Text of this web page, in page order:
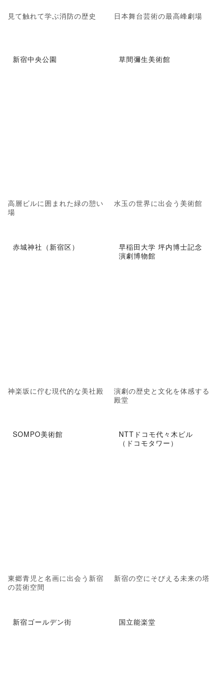
見て触れて学ぶ消防の歴史 日本舞台芸術の最高峰劇場
新宿中央公園
高層ビルに囲まれた緑の憩い
場
草間彌生美術館
水玉の世界に出会う美術館
赤城神社（新宿区）
神楽坂に佇む現代的な美社殿
早稲田大学 坪内博士記念
演劇博物館
演劇の歴史と文化を体感する
殿堂
SOMPO美術館
東郷青児と名画に出会う新宿
の芸術空間
NTTドコモ代々木ビル
（ドコモタワー）
新宿の空にそびえる未来の塔
新宿ゴールデン街 国立能楽堂